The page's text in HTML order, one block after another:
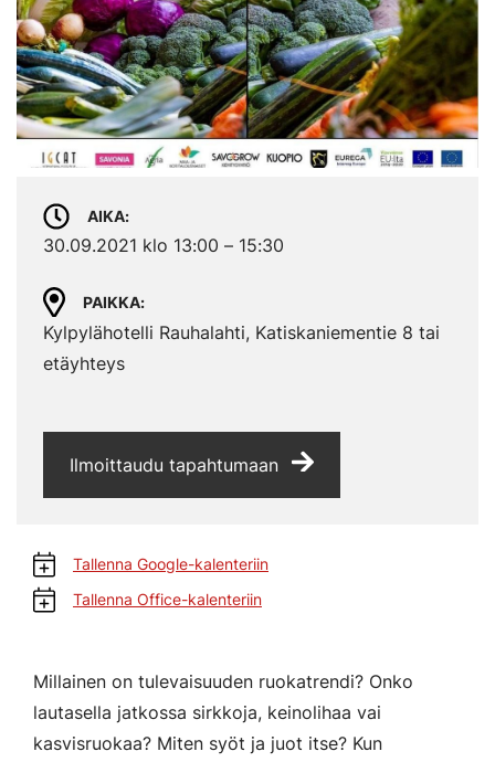
AIKA
30.09.2021 klo 13:00 – 15:30
PAIKKA
Kylpylähotelli Rauhalahti, Katiskaniementie 8 tai
etäyhteys
Ilmoittaudu tapahtumaan
Tallenna Google-kalenteriin
Tallenna Office-kalenteriin
Millainen on tulevaisuuden ruokatrendi? Onko
lautasella jatkossa sirkkoja, keinolihaa vai
kasvisruokaa? Miten syöt ja juot itse? Kun